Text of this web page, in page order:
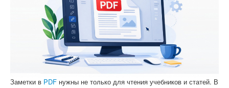
Конференция
Системные программы
Заметки в PDF нужны не только для чтения учебников и статей. В